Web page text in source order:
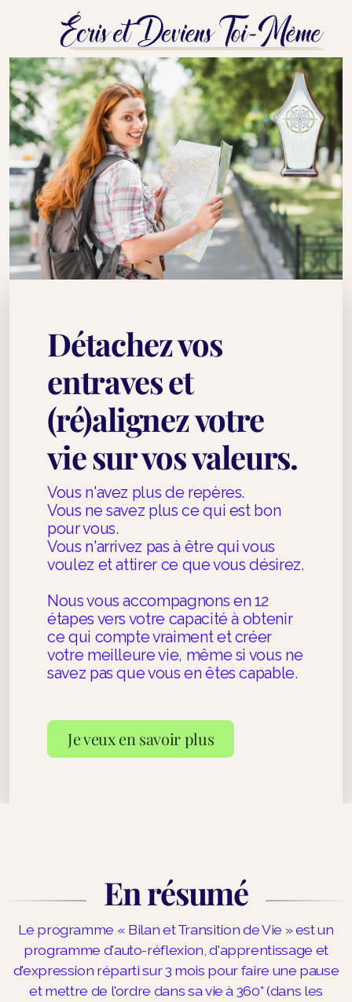
Détachez vos
entraves et
(ré)alignez votre
vie sur vos valeurs.
Vous n'avez plus de repères.
Vous ne savez plus ce qui est bon
pour vous.
Vous n'arrivez pas à être qui vous
voulez et attirer ce que vous désirez.
Nous vous accompagnons en 12
étapes vers votre capacité à obtenir
ce qui compte vraiment et créer
votre meilleure vie, même si vous ne
savez pas que vous en êtes capable.
Je veux en savoir plus
En résumé
Le programme « Bilan et Transition de Vie » est un
programme d'auto-réflexion, d'apprentissage et
d'expression réparti sur 3 mois pour faire une pause
et mettre de l'ordre dans sa vie à 360° (dans les
En résumé
Pour qui
Témoignages
Conditions d'admission
Méthode
Votre Carnet de bord
Qui je suis
Ils et Elles m'ont fait confiance
En bonus
Contact et Inscription